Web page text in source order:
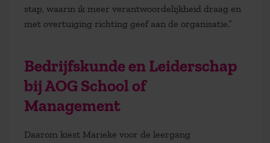
stap, waarin ik meer verantwoordelijkheid draag en
met overtuiging richting geef aan de organisatie.”
Bedrijfskunde en Leiderschap
bij AOG School of
Management
Daarom kiest Marieke voor de leergang